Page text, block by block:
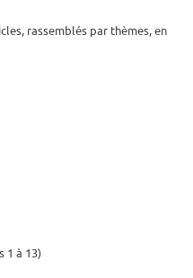
rassemblés par thèmes, en
1 à 13)